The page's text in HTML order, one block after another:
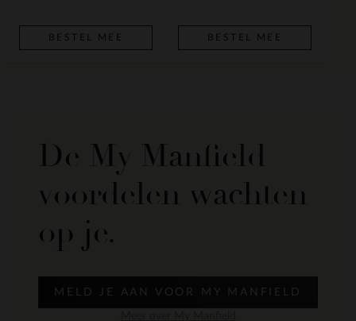
BESTEL MEE BESTEL MEE
De My Manfield
voordelen wachten
op je.
MELD JE AAN VOOR MY MANFIELD